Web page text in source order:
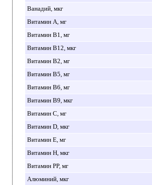
Ванадий, мкг
Витамин A, мг
Витамин B1, мг
Витамин B12, мкг
Витамин B2, мг
Витамин B5, мг
Витамин B6, мг
Витамин B9, мкг
Витамин C, мг
Витамин D, мкг
Витамин E, мг
Витамин H, мкг
Витамин PP, мг
Алюминий, мкг